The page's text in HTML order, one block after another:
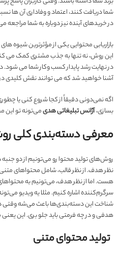
شما دریافت کنند، اعتماد و وفاداری آن ها
در خریدهای آینده نیز دوباره به شما مراجعه
بازاریابی محتوایی یکی از مؤثرترین شیوه
این روش، نه تنها به جذب مشتری کمک می
در نهایت رشد پایدار کسب وکار شما می شود.
آشنا خواهید شد که می توانند نقش کلیدی
اگه نمی‌دونی دقیقاً از کجا شروع کنی یا
بسازی،آژانس تبلیغاتی هدیمی‌تونه تو این
معرفی دسته‌بندی کلی
روش‌های تولید محتوا رو می‌تونیم از دو
نظر هدف. از نظر قالب، شامل محتواهای
هست. اما از نظر هدف، می‌تونیم به
سرگرم‌کننده اشاره کنیم. مثلا یه ویدیو
شناخت این دسته‌بندی‌ها باعث می‌شه وقتی
هدفی و در چه فرمتی باید جلو بری. این یعنی
تولید محتوای متنی